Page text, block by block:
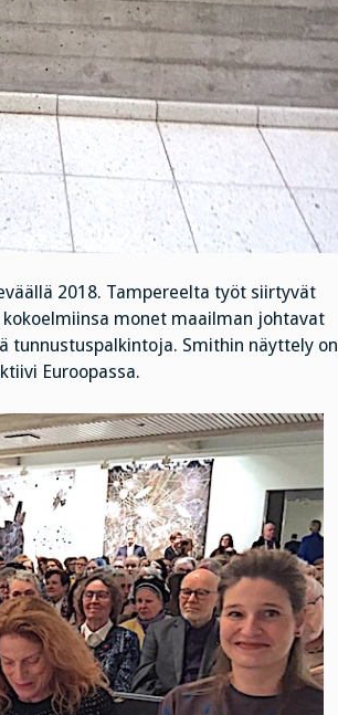
2018. Tampereelta työt siirtyvät
monet maailman johtavat
tunnustuspalkintoja. Smithin näyttely on
Euroopassa.